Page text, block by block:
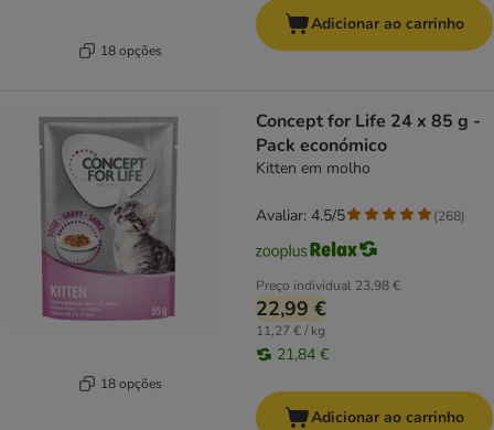
18 opções
Adicionar ao carrinho
18 opções
Concept for Life 24 x 85 g -
Pack económico
Kitten em molho
Preço individual 23,98 €
22,99 €
11,27 € / kg
21,84 €
Avaliar: 4.5/5 (268)
Adicionar ao carrinho